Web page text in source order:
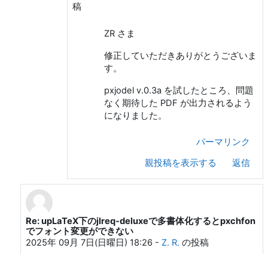
稿
ZR さま
修正していただきありがとうございま
す。
pxjodel v.0.3a を試したところ、問題
なく期待した PDF が出力されるよう
になりました。
パーマリンク
親投稿を表示する
返信
はやて (h20y6m) への返信
Re: upLaTeX下のjlreq-deluxeで多書体化するとpxchfon
でフォント変更ができない
2025年 09月 7日(日曜日) 18:26- Z. R. の投稿